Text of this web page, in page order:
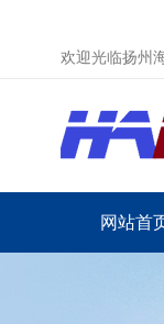
欢迎光临扬州
网站首